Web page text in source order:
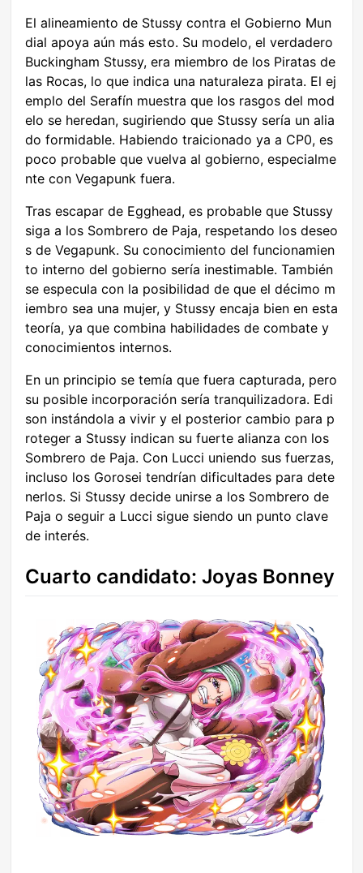
El alineamiento de Stussy contra el Gobierno Mun
dial apoya aún más esto. Su modelo, el verdadero
Buckingham Stussy, era miembro de los Piratas de
las Rocas, lo que indica una naturaleza pirata. El ej
emplo del Serafín muestra que los rasgos del mod
elo se heredan, sugiriendo que Stussy sería un alia
do formidable. Habiendo traicionado ya a CP0, es
poco probable que vuelva al gobierno, especialme
nte con Vegapunk fuera.
Tras escapar de Egghead, es probable que Stussy
siga a los Sombrero de Paja, respetando los deseo
s de Vegapunk. Su conocimiento del funcionamien
to interno del gobierno sería inestimable. También
se especula con la posibilidad de que el décimo m
iembro sea una mujer, y Stussy encaja bien en esta
teoría, ya que combina habilidades de combate y
conocimientos internos.
En un principio se temía que fuera capturada, pero
su posible incorporación sería tranquilizadora. Edi
son instándola a vivir y el posterior cambio para p
roteger a Stussy indican su fuerte alianza con los
Sombrero de Paja. Con Lucci uniendo sus fuerzas,
incluso los Gorosei tendrían dificultades para dete
nerlos. Si Stussy decide unirse a los Sombrero de
Paja o seguir a Lucci sigue siendo un punto clave
de interés.
Cuarto candidato: Joyas Bonney